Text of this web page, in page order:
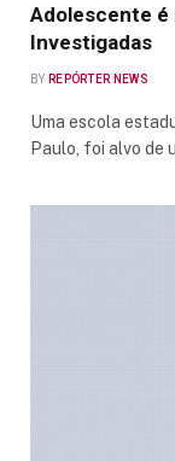
Adolescente é
Investigadas
BY REPÓRTER NEWS
Uma escola
Paulo, foi alvo de